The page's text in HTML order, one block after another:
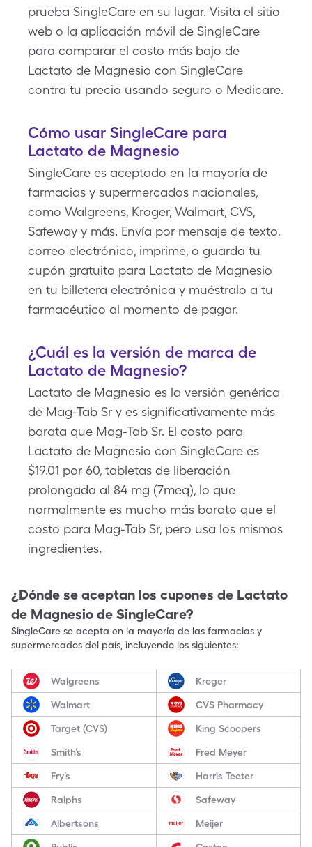
prueba SingleCare en su lugar. Visita el sitio
web o la aplicación móvil de SingleCare
para comparar el costo más bajo de
Lactato de Magnesio con SingleCare
contra tu precio usando seguro o Medicare.
Cómo usar SingleCare para
Lactato de Magnesio
SingleCare es aceptado en la mayoría de
farmacias y supermercados nacionales,
como Walgreens, Kroger, Walmart, CVS,
Safeway y más. Envía por mensaje de texto,
correo electrónico, imprime, o guarda tu
cupón gratuito para Lactato de Magnesio
en tu billetera electrónica y muéstralo a tu
farmacéutico al momento de pagar.
¿Cuál es la versión de marca de
Lactato de Magnesio?
Lactato de Magnesio es la versión genérica
de Mag-Tab Sr y es significativamente más
barata que Mag-Tab Sr. El costo para
Lactato de Magnesio con SingleCare es
$19.01 por 60, tabletas de liberación
prolongada al 84 mg (7meq), lo que
normalmente es mucho más barato que el
costo para Mag-Tab Sr, pero usa los mismos
ingredientes.
¿Dónde se aceptan los cupones de Lactato
de Magnesio de SingleCare?
SingleCare se acepta en la mayoría de las farmacias y
supermercados del país, incluyendo los siguientes:
Walgreens Kroger
Walmart CVS Pharmacy
Target (CVS) King Scoopers
Smith’s Fred Meyer
Fry’s Harris Teeter
Ralphs Safeway
Albertsons Meijer